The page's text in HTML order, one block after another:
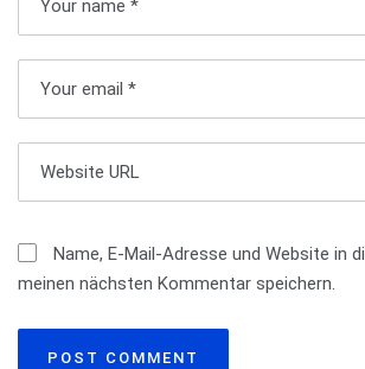
v
i
a
t
i
Name, E-Mail-Adresse und Website in
meinen nächsten Kommentar speichern.